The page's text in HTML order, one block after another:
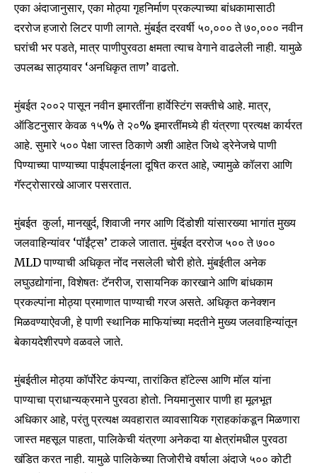
एका अंदाजानुसार, एका मोठ्या गृहनिर्माण प्रकल्पाच्या बांधकामासाठी
दररोज हजारो लिटर पाणी लागते. मुंबईत दरवर्षी ५०,००० ते ७०,००० नवीन
घरांची भर पडते, मात्र पाणीपुरवठा क्षमता त्याच वेगाने वाढलेली नाही. यामुळे
उपलब्ध साठ्यावर ‘अनधिकृत ताण’ वाढतो.
मुंबईत २००२ पासून नवीन इमारतींना हार्वेस्टिंग सक्तीचे आहे. मात्र,
ऑडिटनुसार केवळ १५% ते २०% इमारतींमध्ये ही यंत्रणा प्रत्यक्ष कार्यरत
आहे. सुमारे ५०० पेक्षा जास्त ठिकाणे अशी आहेत जिथे ड्रेनेजचे पाणी
पिण्याच्या पाण्याच्या पाईपलाईनला दूषित करत आहे, ज्यामुळे कॉलरा आणि
गॅस्ट्रोसारखे आजार पसरतात.
मुंबईत कुर्ला, मानखुर्द, शिवाजी नगर आणि दिंडोशी यांसारख्या भागांत मुख्य
जलवाहिन्यांवर ‘पॉईंट्स’ टाकले जातात. मुंबईत दररोज ५०० ते ७००
MLD पाण्याची अधिकृत नोंद नसलेली चोरी होते. मुंबईतील अनेक
लघुउद्योगांना, विशेषतः टॅनरीज, रासायनिक कारखाने आणि बांधकाम
प्रकल्पांना मोठ्या प्रमाणात पाण्याची गरज असते. अधिकृत कनेक्शन
मिळवण्याऐवजी, हे पाणी स्थानिक माफियांच्या मदतीने मुख्य जलवाहिन्यांतून
बेकायदेशीरपणे वळवले जाते.
मुंबईतील मोठ्या कॉर्पोरेट कंपन्या, तारांकित हॉटेल्स आणि मॉल यांना
पाण्याचा प्राधान्यक्रमाने पुरवठा होतो. नियमानुसार पाणी हा मूलभूत
अधिकार आहे, परंतु प्रत्यक्ष व्यवहारात व्यावसायिक ग्राहकांकडून मिळणारा
जास्त महसूल पाहता, पालिकेची यंत्रणा अनेकदा या क्षेत्रांमधील पुरवठा
खंडित करत नाही. यामुळे पालिकेच्या तिजोरीचे वर्षाला अंदाजे ५०० कोटी